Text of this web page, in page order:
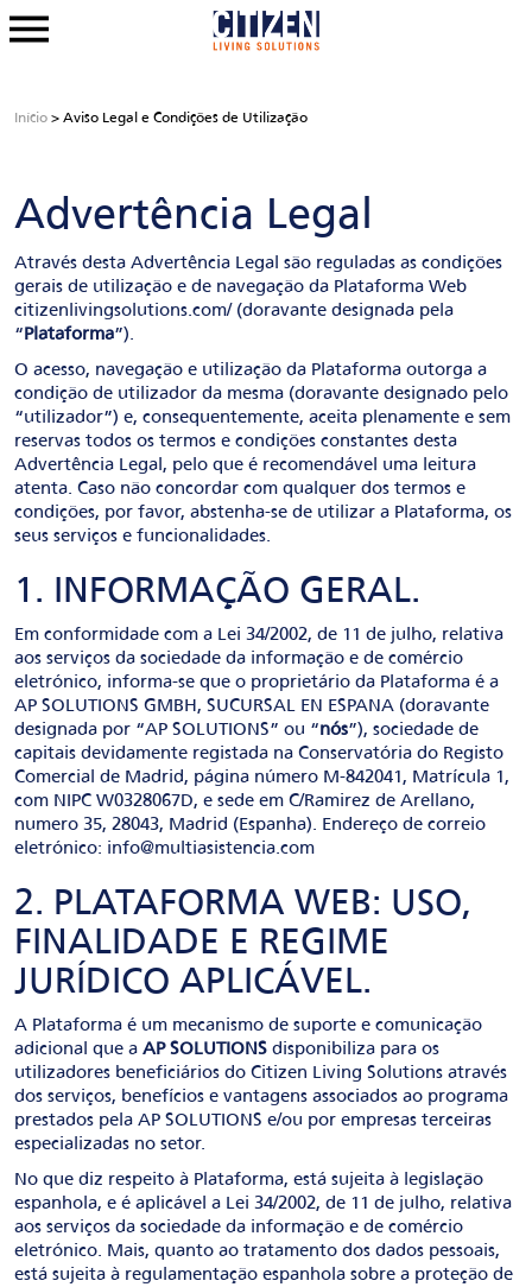
Início > Aviso Legal e Condições de Utilização
Advertência Legal
Através desta Advertência Legal são reguladas as condições
gerais de utilização e de navegação da Plataforma Web
citizenlivingsolutions.com/ (doravante designada pela
“ Plataforma”).
O acesso, navegação e utilização da Plataforma outorga a
condição de utilizador da mesma (doravante designado pelo
“utilizador”) e, consequentemente, aceita plenamente e sem
reservas todos os termos e condições constantes desta
Advertência Legal, pelo que é recomendável uma leitura
atenta. Caso não concordar com qualquer dos termos e
condições, por favor, abstenha-se de utilizar a Plataforma, os
seus serviços e funcionalidades.
1. INFORMAÇÃO GERAL.
Em conformidade com a Lei 34/2002, de 11 de julho, relativa
aos serviços da sociedade da informação e de comércio
eletrónico, informa-se que o proprietário da Plataforma é a
AP SOLUTIONS GMBH, SUCURSAL EN ESPANA (doravante
designada por “AP SOLUTIONS” ou “nós”), sociedade de
capitais devidamente registada na Conservatória do Registo
Comercial de Madrid, página número M-842041, Matrícula 1,
com NIPC W0328067D, e sede em C/Ramirez de Arellano,
numero 35, 28043, Madrid (Espanha). Endereço de correio
eletrónico: info@multiasistencia.com
2. PLATAFORMA WEB: USO,
FINALIDADE E REGIME
JURÍDICO APLICÁVEL.
A Plataforma é um mecanismo de suporte e comunicação
adicional que a AP SOLUTIONS disponibiliza para os
utilizadores beneficiários do Citizen Living Solutions através
dos serviços, benefícios e vantagens associados ao programa
prestados pela AP SOLUTIONS e/ou por empresas terceiras
especializadas no setor.
No que diz respeito à Plataforma, está sujeita à legislação
espanhola, e é aplicável a Lei 34/2002, de 11 de julho, relativa
aos serviços da sociedade da informação e de comércio
eletrónico. Mais, quanto ao tratamento dos dados pessoais,
está sujeita à regulamentação espanhola sobre a proteção de